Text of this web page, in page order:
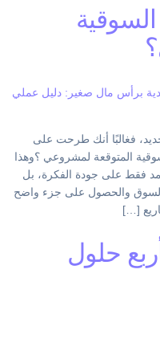
فغالبًا أنك طرحت على
المتوقعة لمشروعي ؟وهذا
فقط على جودة الفكرة، بل
السوق والحصول على جزء واضح
[…]
حلول